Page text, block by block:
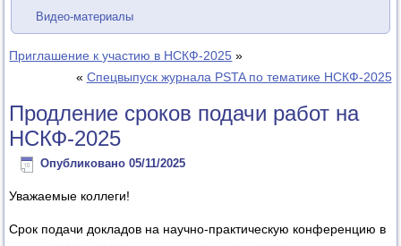
Видео-материалы
Приглашение к участию в НСКФ-2025 »
« Спецвыпуск журнала PSTA по тематике НСКФ-2025
Продление сроков подачи работ на
НСКФ-2025
Опубликовано 05/11/2025
Уважаемые коллеги!
Срок подачи докладов на научно-практическую конференцию в